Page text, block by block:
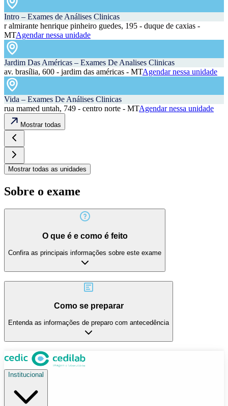
Intro – Exames de Análises Clinicas
r almirante henrique pinheiro guedes, 195 - duque de caxias -
MTAgendar nessa unidade
Jardim Das Américas – Exames De Analises Clinicas
av. brasília, 600 - jardim das américas - MTAgendar nessa unidade
Vida – Exames De Análises Clinicas
rua mamed untah, 749 - centro norte - MTAgendar nessa unidade
Mostrar todas
Mostrar todas as unidades
Sobre o exame
O que é e como é feito
Confira as principais informações sobre este exame
Como se preparar
Entenda as informações de preparo com antecedência
Institucional